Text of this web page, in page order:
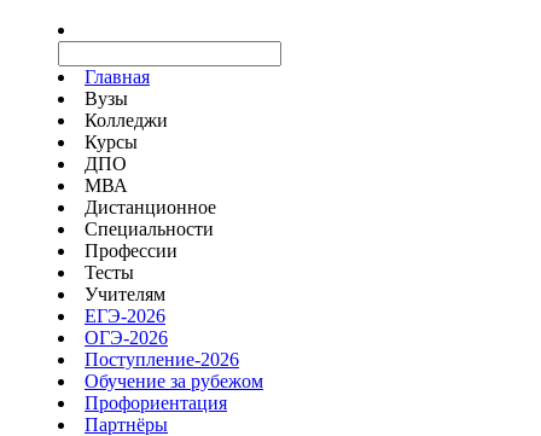
Главная
Вузы
Колледжи
Курсы
ДПО
МВА
Дистанционное
Специальности
Профессии
Тесты
Учителям
ЕГЭ-2026
ОГЭ-2026
Поступление-2026
Обучение за рубежом
Профориентация
Партнёры